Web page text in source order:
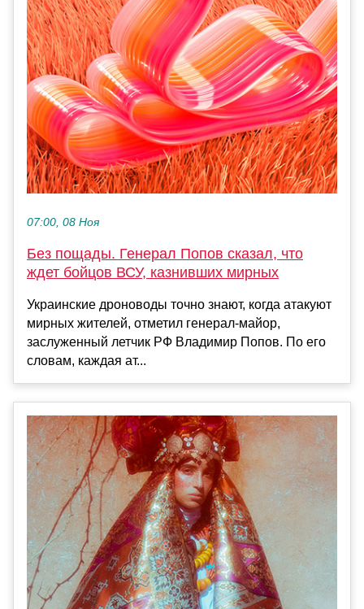
07:00, 08 Ноя
Без пощады. Генерал Попов сказал, что
ждет бойцов ВСУ, казнивших мирных
Украинские дроноводы точно знают, когда атакуют
мирных жителей, отметил генерал-майор,
заслуженный летчик РФ Владимир Попов. По его
словам, каждая ат...